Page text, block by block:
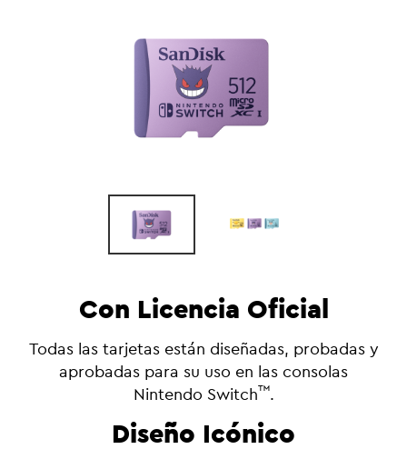
Con Licencia Oficial
Todas las tarjetas están diseñadas, probadas y
aprobadas para su uso en las consolas
Nintendo Switch™.
Diseño Icónico